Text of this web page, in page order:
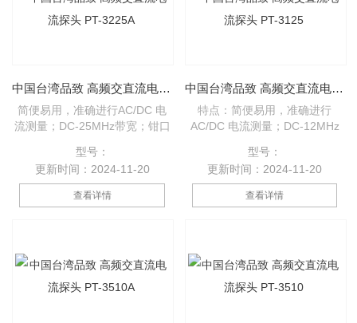
中国台湾品致 高频交直流电流探头 PT-3225A
简便易用，准确进行AC/DC 电
流测量；DC-25MHz带宽；钳口
连接电路；配件包含电源适配
器。
型号：
更新时间：2024-11-20
查看详情
中国台湾品致 高频交直流电流探头 PT-3125
特点：简便易用，准确进行
AC/DC 电流测量；DC-12MHz
构，简便地连接电路；配件包含
电源适配器。 应用：电源、半导
体器件；逆电器/转换器、电子镇
流装置；工用/消费电子、移动通
型号：
更新时间：2024-11-20
查看详情